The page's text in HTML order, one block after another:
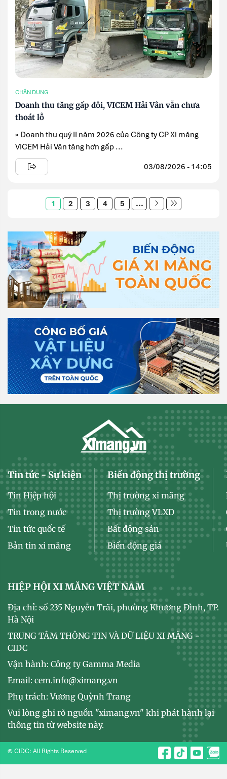
CHÂN DUNG
Doanh thu tăng gấp đôi, VICEM Hải Vân vẫn chưa
thoát lỗ
» Doanh thu quý II năm 2026 của Công ty CP Xi măng
VICEM Hải Vân tăng hơn gấp ...
03/08/2026 - 14:05
1 2 3 4 5 ...
Tin tức - Sự kiện
Tin Hiệp hội
Tin trong nước
Tin tức quốc tế
Bản tin xi măng
Biến động thị trường
Thị trường xi măng
Thị trường VLXD
Bất động sản
Biến động giá
HIỆP HỘI XI MĂNG VIỆT NAM
Địa chỉ: số 235 Nguyễn Trãi, phường Khương Đình, TP.
Hà Nội
TRUNG TÂM THÔNG TIN VÀ DỮ LIỆU XI MĂNG -
CIDC
Vận hành: Công ty Gamma Media
Email: cem.info@ximang.vn
Phụ trách: Vương Quỳnh Trang
Vui lòng ghi rõ nguồn "ximang.vn" khi phát hành lại
thông tin từ website này.
© CIDC: All Rights Reserved